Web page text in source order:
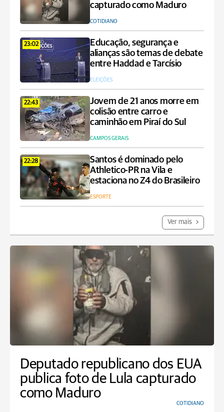
capturado como Maduro
COTIDIANO
23:02
Educação, segurança e
alianças são temas de debate
entre Haddad e Tarcísio
ELEIÇÕES
22:43
Jovem de 21 anos morre em
colisão entre carro e
caminhão em Piraí do Sul
CAMPOS GERAIS
22:28
Santos é dominado pelo
Athletico-PR na Vila e
estaciona no Z4 do Brasileiro
ESPORTE
Ver mais
Deputado republicano dos EUA
publica foto de Lula capturado
como Maduro
COTIDIANO